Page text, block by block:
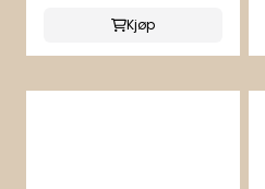
Kjøp